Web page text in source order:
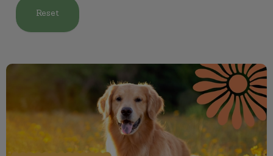
Reset
De zomerchecklist voor je huisdier